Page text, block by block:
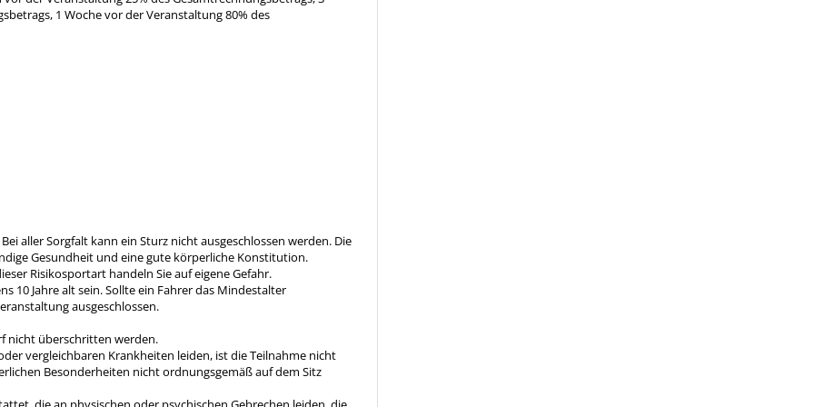
1 Woche vor der Veranstaltung 80% des
aller Sorgfalt kann ein Sturz nicht ausgeschlossen werden. Die
Gesundheit und eine gute körperliche Konstitution.
Risikosportart handeln Sie auf eigene Gefahr.
10 Jahre alt sein. Sollte ein Fahrer das Mindestalter
ausgeschlossen.
nicht überschritten werden.
vergleichbaren Krankheiten leiden, ist die Teilnahme nicht
Besonderheiten nicht ordnungsgemäß auf dem Sitz